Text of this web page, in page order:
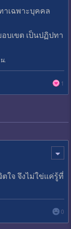
าเฉพาะบุคคล
บเขต เป็นปฏิปทา
.
1
ใจ จึงไม่ใข่แค่รู้ที่
0